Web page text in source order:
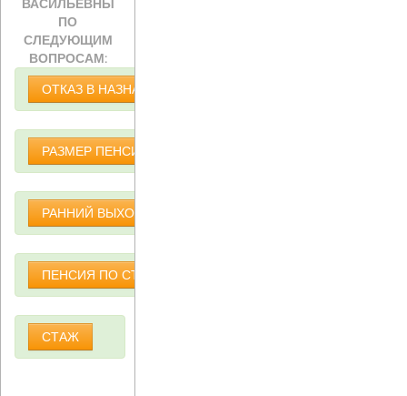
ПО
СЛЕДУЮЩИМ
ВОПРОСАМ:
ОТКАЗ В НАЗНАЧЕНИИ ПЕНСИИ
РАЗМЕР ПЕНСИИ
РАННИЙ ВЫХОД НА ПЕНСИЮ
ПЕНСИЯ ПО СТАРОСТИ
СТАЖ